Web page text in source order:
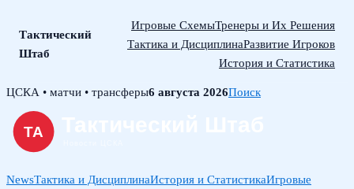
Тактический
Штаб
Игровые СхемыТренеры и Их Решения
Тактика и ДисциплинаРазвитие Игроков
История и Статистика
Skip
content
ЦСКА • матчи • трансферы6 августа 2026Поиск
NewsТактика и ДисциплинаИстория и СтатистикаИгровые